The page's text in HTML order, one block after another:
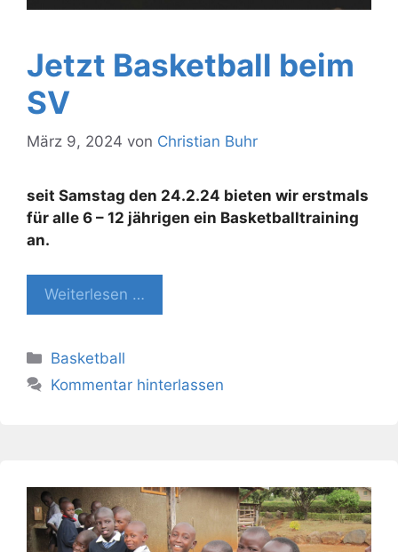
Jetzt Basketball beim
SV
März 9, 2024 von Christian Buhr
seit Samstag den 24.2.24 bieten wir erstmals
für alle 6 – 12 jährigen ein Basketballtraining
an.
Weiterlesen …
Kategorien
Basketball
Kommentar hinterlassen